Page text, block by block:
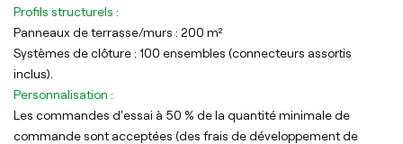
Profils structurels :
Panneaux de terrasse/murs : 200 m²
Systèmes de clôture : 100 ensembles (connecteurs assortis
inclus).
Personnalisation :
Les commandes d'essai à 50 % de la quantité minimale de
commande sont acceptées (des frais de développement de